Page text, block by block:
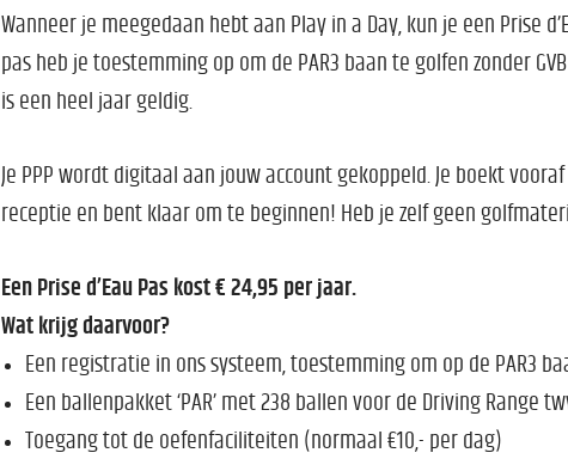
Wanneer je meegedaan hebt aan Play in a Day, kun je een Prise
pas heb je toestemming op om de PAR3 baan te golfen zonder GVB
is een heel jaar geldig.
Je PPP wordt digitaal aan jouw account gekoppeld. Je boekt
receptie en bent klaar om te beginnen! Heb je zelf geen
Een Prise d’Eau Pas kost € 24,95 per jaar.
Wat krijg daarvoor?
Een registratie in ons systeem, toestemming om op de PAR3
Een ballenpakket ‘PAR’ met 238 ballen voor de Driving Range
Toegang tot de oefenfaciliteiten (normaal €10,- per dag)